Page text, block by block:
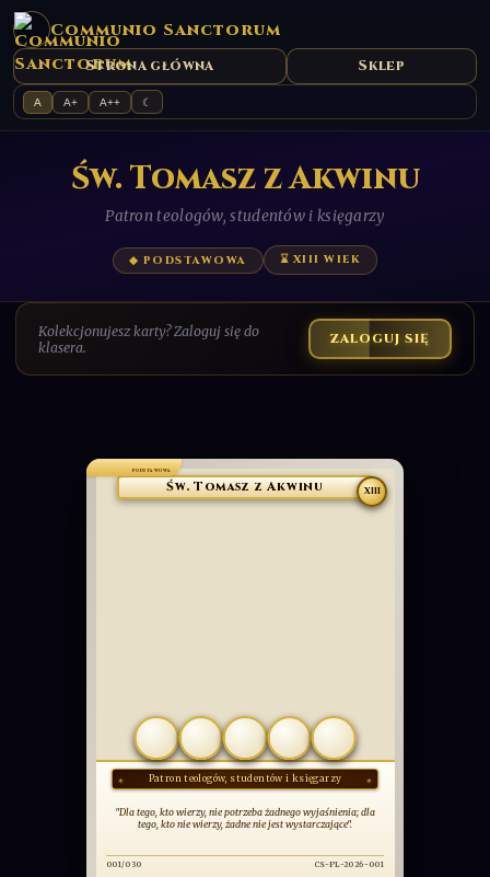
Communio Sanctorum
Strona główna Sklep
A A+ A++ ☾
Św. Tomasz z Akwinu
Patron teologów, studentów i księgarzy
◆ PODSTAWOWA ⌛ XIII WIEK
Kolekcjonujesz karty? Zaloguj się do
klasera.
ZALOGUJ SIĘ
COMMUNIO